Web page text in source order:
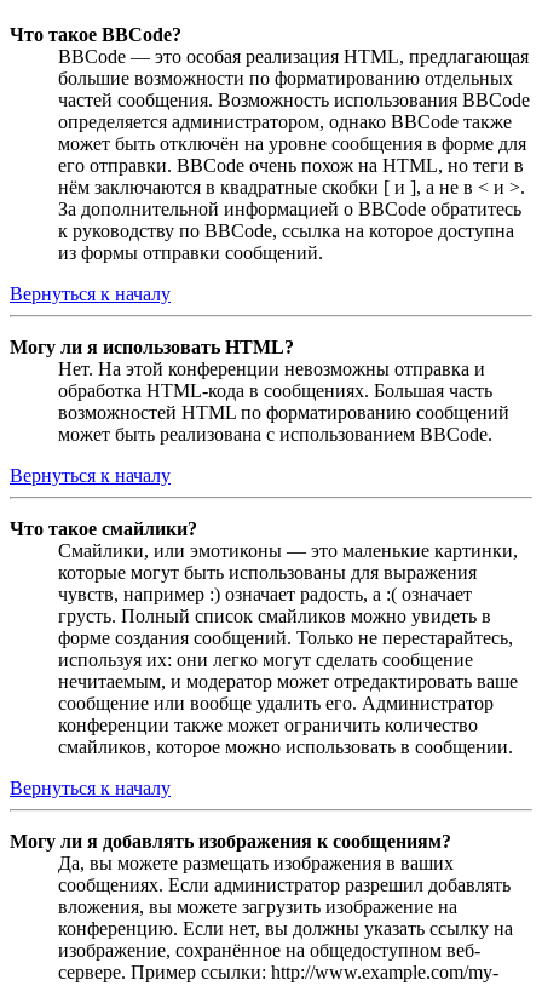
Что такое BBCode?
BBCode — это особая реализация HTML, предлагающая
большие возможности по форматированию отдельных
частей сообщения. Возможность использования BBCode
определяется администратором, однако BBCode также
может быть отключён на уровне сообщения в форме для
его отправки. BBCode очень похож на HTML, но теги в
нём заключаются в квадратные скобки [ и ], а не в < и >.
За дополнительной информацией о BBCode обратитесь
к руководству по BBCode, ссылка на которое доступна
из формы отправки сообщений.
Вернуться к началу
Могу ли я использовать HTML?
Нет. На этой конференции невозможны отправка и
обработка HTML-кода в сообщениях. Большая часть
возможностей HTML по форматированию сообщений
может быть реализована с использованием BBCode.
Вернуться к началу
Что такое смайлики?
Смайлики, или эмотиконы — это маленькие картинки,
которые могут быть использованы для выражения
чувств, например :) означает радость, а :( означает
грусть. Полный список смайликов можно увидеть в
форме создания сообщений. Только не перестарайтесь,
используя их: они легко могут сделать сообщение
нечитаемым, и модератор может отредактировать ваше
сообщение или вообще удалить его. Администратор
конференции также может ограничить количество
смайликов, которое можно использовать в сообщении.
Вернуться к началу
Могу ли я добавлять изображения к сообщениям?
Да, вы можете размещать изображения в ваших
сообщениях. Если администратор разрешил добавлять
вложения, вы можете загрузить изображение на
конференцию. Если нет, вы должны указать ссылку на
изображение, сохранённое на общедоступном веб-
сервере. Пример ссылки: http://www.example.com/my-